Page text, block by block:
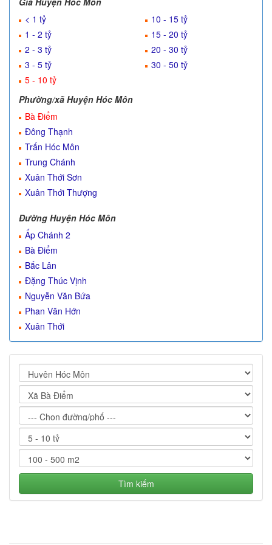
< 1 tỷ
1 - 2 tỷ
2 - 3 tỷ
3 - 5 tỷ
5 - 10 tỷ
10 - 15 tỷ
15 - 20 tỷ
20 - 30 tỷ
30 - 50 tỷ
Phường/xã Huyện Hóc Môn
Bà Điểm
Đông Thạnh
Trấn Hóc Môn
Trung Chánh
Xuân Thới Sơn
Xuân Thới Thượng
Đường Huyện Hóc Môn
Ấp Chánh 2
Bà Điểm
Bắc Lân
Đặng Thúc Vịnh
Nguyễn Văn Bứa
Phan Văn Hớn
Xuân Thới
Tìm kiếm